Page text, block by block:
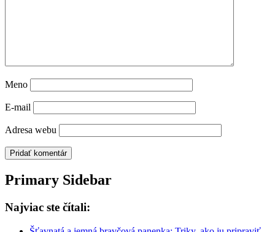
Meno
E-mail
Adresa webu
Primary Sidebar
Najviac ste čítali: